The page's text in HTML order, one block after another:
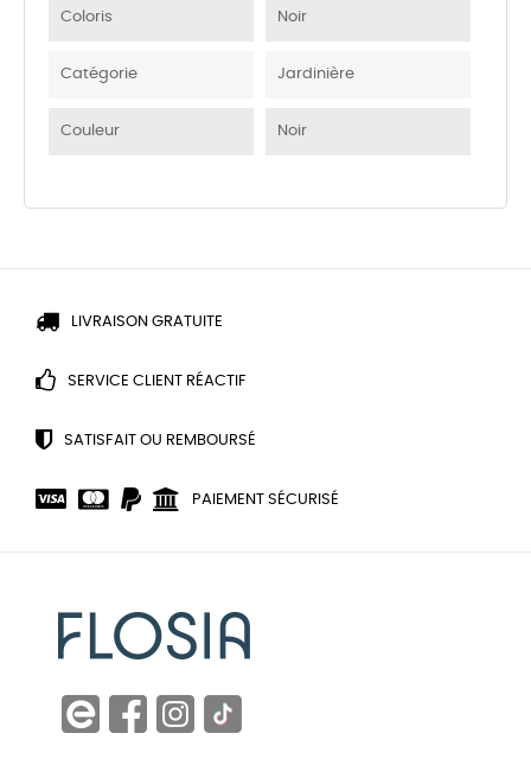
Coloris Noir
Catégorie Jardinière
Couleur Noir
LIVRAISON GRATUITE
SERVICE CLIENT RÉACTIF
SATISFAIT OU REMBOURSÉ
PAIEMENT SÉCURISÉ